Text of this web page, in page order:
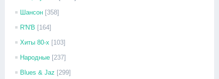
Шансон [358]
R'N'B [164]
Хиты 80-х [103]
Народные [237]
Blues & Jaz [299]